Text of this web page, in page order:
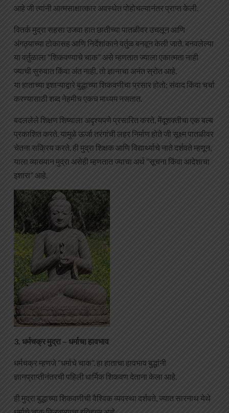
आहे जी त्यांनी आत्मसाक्षात्कार अवस्थेत पोहोचल्यानंतर प्राप्त केली.
वितर्क मुद्रा सहसा उजवा हात छातीच्या पातळीवर उचलून आणि
अंगठ्याच्या टोकासह आणि निर्देशांकाने वर्तुळ बनवून केली जाते. बनवलेल्या
या वर्तुळाला “शिकवण्याचे चाक” असे म्हणतात ज्याला एकात्मता नाही
ज्याची सुरुवात किंवा अंत नाही. तो ज्ञानाचा अनंत स्रोत आहे.
या हाताच्या इशाऱ्याद्वारे बुद्धाच्या शिकवणीचा प्रसार होतो; संवाद किंवा चर्चा
करण्यासाठी शब्द नेहमीच एकच माध्यम नसतात.
बदललेले शिक्षण शिष्याला अदृश्यपणे प्रसारित करते, मेंदूशक्तीचा एक बल्ब
प्रकाशित करते. यामुळे ऊर्जा तरंगांची लहर निर्माण होते जी सूक्ष्म पातळीवर
चेतना सक्रिय करते. ही मुद्रा शिक्षक आणि विद्यार्थ्याचे नाते दर्शवते म्हणून,
याला व्याख्यान मुद्रा असेही म्हणतात ज्याचा अर्थ “सूचना किंवा आदेशाचा
इशारा” आहे.
3. धर्मचक्र मुद्रा – धर्माचा हावभाव
धर्मचक्र म्हणजे “धर्माचे चाक”. हा हाताचा हावभाव बुद्धांनी
ज्ञानप्राप्तीनंतरची पहिली धार्मिक शिकवण देताना केला आहे.
ही मुद्रा बुद्धाच्या शिकवणीची वैश्विक व्यवस्था दर्शवते, ज्यात सारनाथ येथे